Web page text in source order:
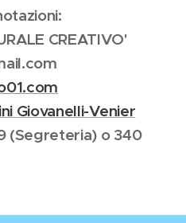
CREATIVO'
Giovanelli-Venier
(Segreteria) o 340